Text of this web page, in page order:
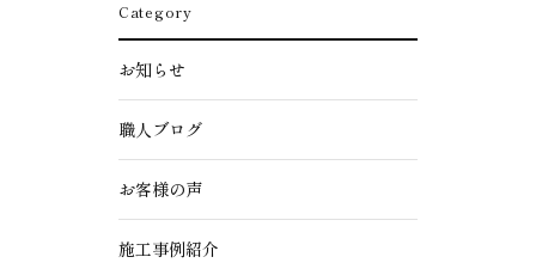
Category
お知らせ
職人ブログ
お客様の声
施工事例紹介